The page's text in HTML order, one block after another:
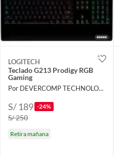
LOGITECH
Teclado G213 Prodigy RGB
Gaming
Por DEVERCOMP TECHNOLOGY
S/ 189 -24%
S/ 250
Retira mañana